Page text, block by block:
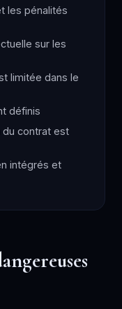
les pénalités
sur les
limitée dans le
définis
du contrat est
intégrés et